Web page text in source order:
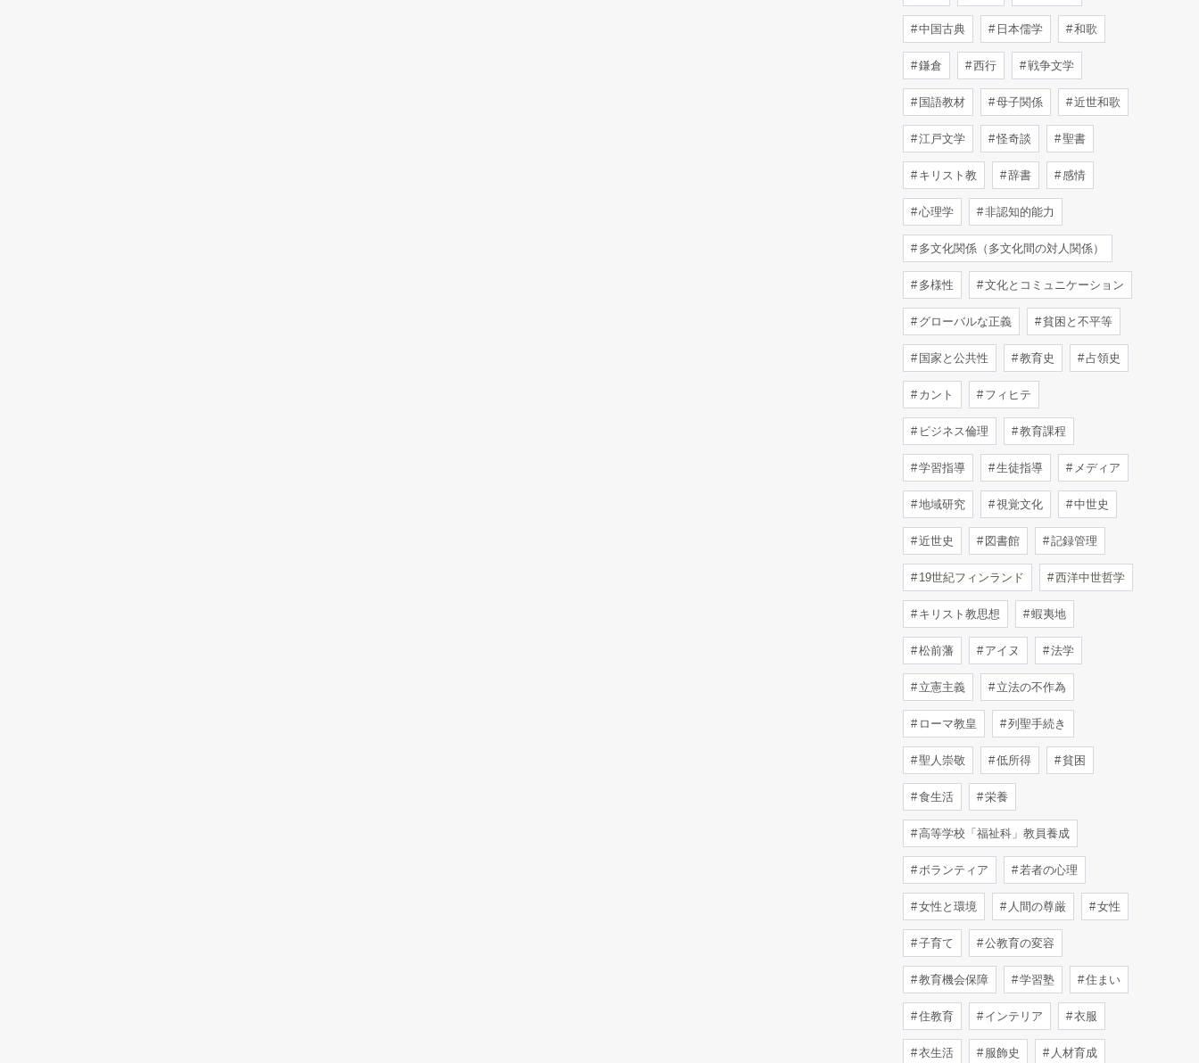
中国古典 日本儒学 和歌
鎌倉 西行 戦争文学
国語教材 母子関係 近世和歌
江戸文学 怪奇談 聖書
キリスト教 辞書 感情
心理学 非認知的能力
多文化関係（多文化間の対人関係）
多様性 文化とコミュニケーション
グローバルな正義 貧困と不平等
国家と公共性 教育史 占領史
カント フィヒテ
ビジネス倫理 教育課程
学習指導 生徒指導 メディア
地域研究 視覚文化 中世史
近世史 図書館 記録管理
19世紀フィンランド 西洋中世哲学
キリスト教思想 蝦夷地
松前藩 アイヌ 法学
立憲主義 立法の不作為
ローマ教皇 列聖手続き
聖人崇敬 低所得 貧困
食生活 栄養
高等学校「福祉科」教員養成
ボランティア 若者の心理
女性と環境 人間の尊厳 女性
子育て 公教育の変容
教育機会保障 学習塾 住まい
住教育 インテリア 衣服
衣生活 服飾史 人材育成